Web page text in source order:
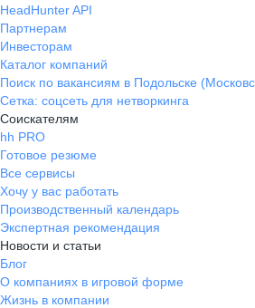
HeadHunter API
Партнерам
Инвесторам
Каталог компаний
Поиск по вакансиям в Подольске
Сетка: соцсеть для нетворкинга
Соискателям
hh PRO
Готовое резюме
Все сервисы
Хочу у вас работать
Производственный календарь
Экспертная рекомендация
Новости и статьи
Блог
О компаниях в игровой форме
Жизнь в компании